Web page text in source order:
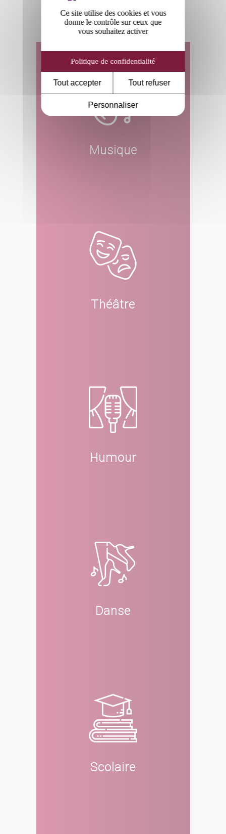
Musique
Théâtre
Humour
Danse
Scolaire
Ce site utilise des cookies et vous
donne le contrôle sur ceux que
vous souhaitez activer
Politique de confidentialité
Tout accepter Tout refuser
Personnaliser